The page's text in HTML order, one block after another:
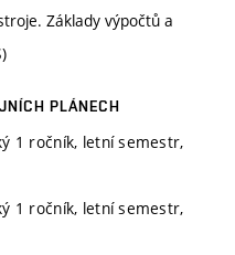
Základy výpočtů a
PLÁNECH
1 ročník, letní semestr,
1 ročník, letní semestr,